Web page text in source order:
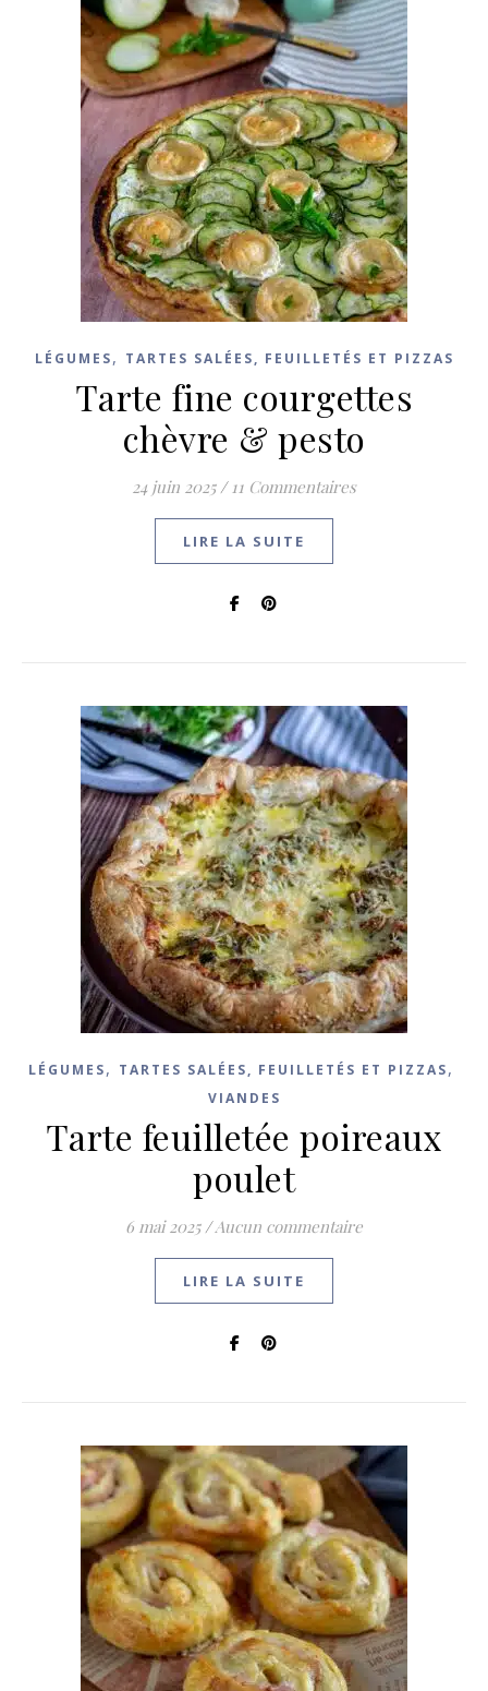
LÉGUMES, TARTES SALÉES, FEUILLETÉS ET PIZZAS
Tarte fine courgettes
chèvre & pesto
24 juin 2025 / 11 Commentaires
LIRE LA SUITE
LÉGUMES, TARTES SALÉES, FEUILLETÉS ET PIZZAS,
VIANDES
Tarte feuilletée poireaux
poulet
6 mai 2025 /Aucun commentaire
LIRE LA SUITE